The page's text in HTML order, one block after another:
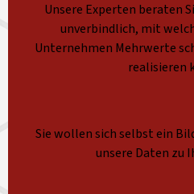
Unsere Experten beraten
unverbindlich, mit
Unternehmen Mehrwerte
realisieren
Sie wollen sich selbst ein
unsere Daten zu